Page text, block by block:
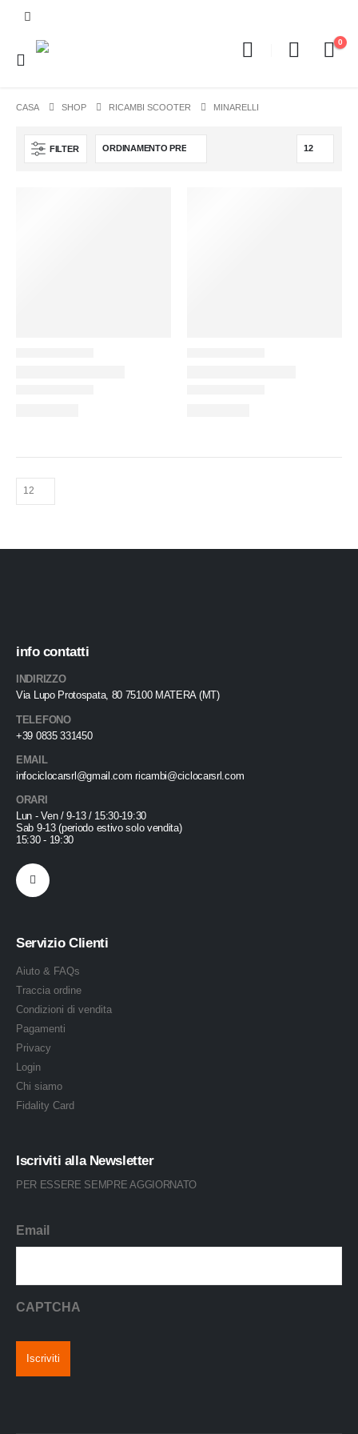
0
CASA SHOP RICAMBI SCOOTER MINARELLI
FILTER
info contatti
INDIRIZZO
Via Lupo Protospata, 80 75100 MATERA (MT)
TELEFONO
+39 0835 331450
EMAIL
infociclocarsrl@gmail.com ricambi@ciclocarsrl.com
ORARI
Lun - Ven / 9-13 / 15:30-19:30
Sab 9-13 (periodo estivo solo vendita)
15:30 - 19:30
Servizio Clienti
Aiuto & FAQs
Traccia ordine
Condizioni di vendita
Pagamenti
Privacy
Login
Chi siamo
Fidality Card
Iscriviti alla Newsletter
PER ESSERE SEMPRE AGGIORNATO
Email
CAPTCHA